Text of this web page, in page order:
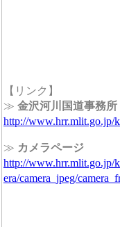
【リンク】
≫ 金沢河川国道事務所
http://www.hrr.mlit.go.jp/
≫ カメラページ
http://www.hrr.mlit.go.jp/
era/camera_jpeg/